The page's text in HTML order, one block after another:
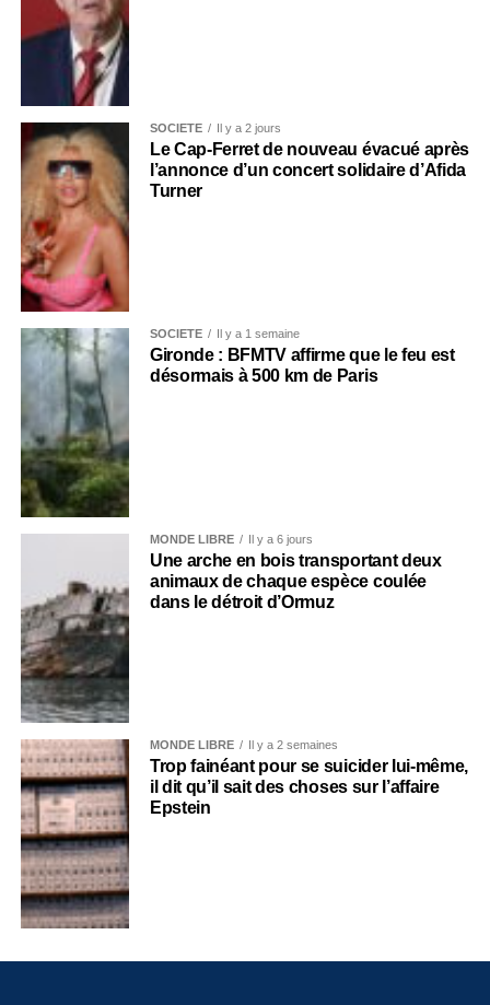
SOCIÉTÉ Il y a 2 jours
Le Cap-Ferret de nouveau évacué après
l’annonce d’un concert solidaire d’Afida
Turner
SOCIÉTÉ Il y a 1 semaine
Gironde : BFMTV affirme que le feu est
désormais à 500 km de Paris
MONDE LIBRE Il y a 6 jours
Une arche en bois transportant deux
animaux de chaque espèce coulée
dans le détroit d’Ormuz
MONDE LIBRE Il y a 2 semaines
Trop fainéant pour se suicider lui-même,
il dit qu’il sait des choses sur l’affaire
Epstein